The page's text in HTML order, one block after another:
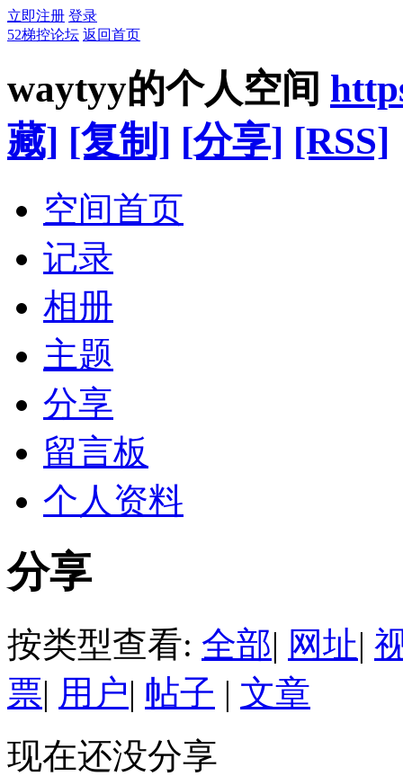
立即注册 登录
52梯控论坛 返回首页
waytyy的个人空间
藏] [复制] [分享] [RSS]
空间首页
记录
相册
主题
分享
留言板
个人资料
分享
按类型查看: 全部| 网址|
票| 用户| 帖子 | 文章
现在还没分享